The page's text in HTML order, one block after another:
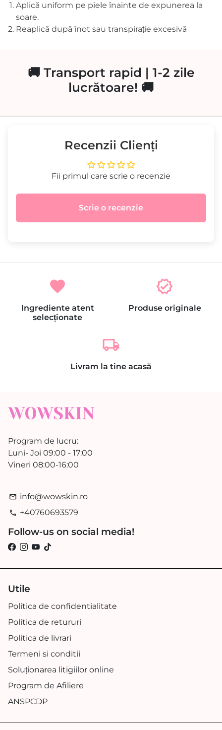
Aplică uniform pe piele înainte de expunerea la
soare.
Reaplică după înot sau transpirație excesivă
🚚 Transport rapid | 1-2 zile
lucrătoare! 🚚
Recenzii Clienți
Fii primul care scrie o recenzie
Scrie o recenzie
favorite
Ingrediente atent
selecționate
verified
Produse originale
local_shipping
Livram la tine acasă
Program de lucru:
Luni- Joi 09:00 - 17:00
Vineri 08:00-16:00
email info@wowskin.ro
phone +40760693579
Follow-us on social media!
Utile
Politica de confidentialitate
Politica de retururi
Politica de livrari
Termeni si conditii
Soluționarea litigiilor online
Program de Afiliere
ANSPCDP